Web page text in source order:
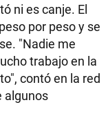
ni es canje. El
por peso y se
"Nadie me
trabajo en la
contó en la red
algunos